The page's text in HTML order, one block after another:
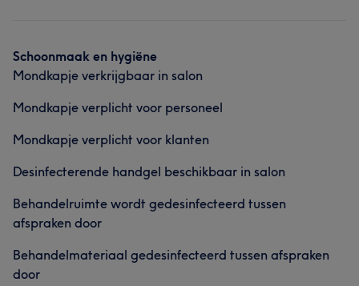
Schoonmaak en hygiëne
Mondkapje verkrijgbaar in salon
Mondkapje verplicht voor personeel
Mondkapje verplicht voor klanten
Desinfecterende handgel beschikbaar in salon
Behandelruimte wordt gedesinfecteerd tussen
afspraken door
Behandelmateriaal gedesinfecteerd tussen afspraken
door